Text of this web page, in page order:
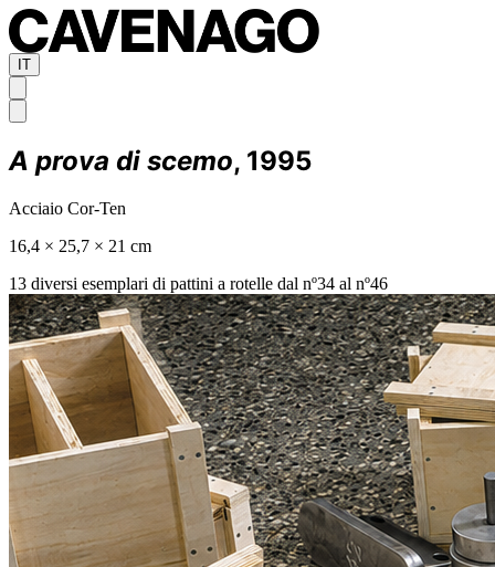
IT
A prova di scemo, 1995
Acciaio Cor-Ten
16,4 × 25,7 × 21 cm
13 diversi esemplari di pattini a rotelle dal nº34 al nº46